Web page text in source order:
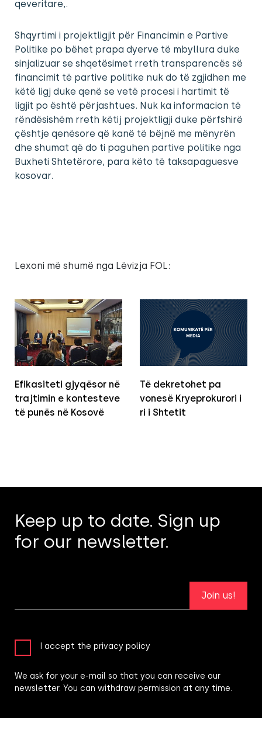
qeveritare,.
Shqyrtimi i projektligjit për Financimin e Partive
Politike po bëhet prapa dyerve të mbyllura duke
sinjalizuar se shqetësimet rreth transparencës së
financimit të partive politike nuk do të zgjidhen me
këtë ligj duke qenë se vetë procesi i hartimit të
ligjit po është përjashtues. Nuk ka informacion të
rëndësishëm rreth këtij projektligji duke përfshirë
çështje qenësore që kanë të bëjnë me mënyrën
dhe shumat që do ti paguhen partive politike nga
Buxheti Shtetërore, para këto të taksapaguesve
kosovar.
Lexoni më shumë nga Lëvizja FOL:
Efikasiteti gjyqësor në
trajtimin e kontesteve
të punës në Kosovë
Të dekretohet pa
vonesë Kryeprokurori i
ri i Shtetit
Keep up to date. Sign up
for our newsletter.
Join us!
I accept the privacy policy
We ask for your e-mail so that you can receive our
newsletter. You can withdraw permission at any time.